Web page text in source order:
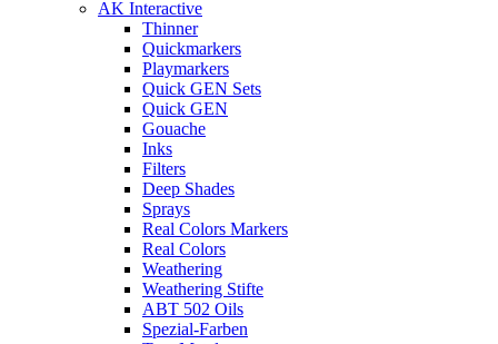
AK Interactive
Thinner
Quickmarkers
Playmarkers
Quick GEN Sets
Quick GEN
Gouache
Inks
Filters
Deep Shades
Sprays
Real Colors Markers
Real Colors
Weathering
Weathering Stifte
ABT 502 Oils
Spezial-Farben